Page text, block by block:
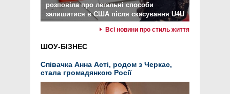
розповіла про легальні способи
залишитися в США після скасування U4U
Всі новини про стиль життя
ШОУ-БІЗНЕС
Співачка Анна Асті, родом з Черкас,
стала громадянкою Росії